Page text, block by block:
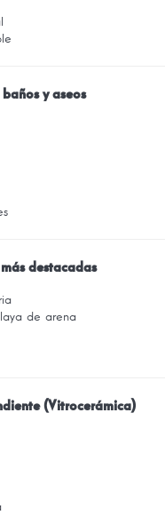
y aseos
destacadas
de arena
(Vitrocerámica)